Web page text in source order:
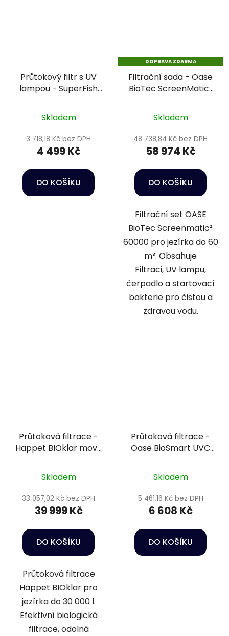
Průtokový filtr s UV
lampou - SuperFish
Skladem
3 718,18 Kč bez DPH
4 499 Kč
DO KOŠÍKU
DOPRAVA ZDARMA
Filtrační sada - Oase
BioTec ScreenMatic²
Skladem
48 738,84 Kč bez DPH
58 974 Kč
DO KOŠÍKU
Filtrační set OASE
BioTec Screenmatic²
60000 pro jezírka do 60
m³. Obsahuje
Filtraci, UV lampu,
čerpadlo a startovací
bakterie pro čistou a
zdravou vodu.
Průtoková filtrace -
Happet BIOklar move
Skladem
33 057,02 Kč bez DPH
39 999 Kč
DO KOŠÍKU
Průtoková filtrace
Happet BIOklar pro
jezírka do 30 000 l.
Efektivní biologická
filtrace, odolná
Průtoková filtrace -
Oase BioSmart UVC
Skladem
5 461,16 Kč bez DPH
6 608 Kč
DO KOŠÍKU